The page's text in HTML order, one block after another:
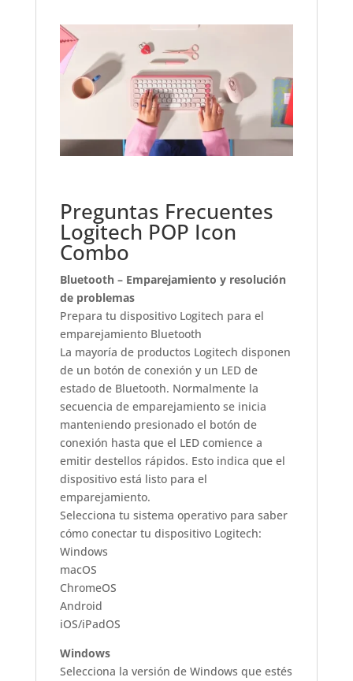
Preguntas Frecuentes
Logitech POP Icon
Combo
Bluetooth – Emparejamiento y resolución
de problemas
Prepara tu dispositivo Logitech para el
emparejamiento Bluetooth
La mayoría de productos Logitech disponen
de un botón de conexión y un LED de
estado de Bluetooth. Normalmente la
secuencia de emparejamiento se inicia
manteniendo presionado el botón de
conexión hasta que el LED comience a
emitir destellos rápidos. Esto indica que el
dispositivo está listo para el
emparejamiento.
Selecciona tu sistema operativo para saber
cómo conectar tu dispositivo Logitech:
Windows
macOS
ChromeOS
Android
iOS/iPadOS
Windows
Selecciona la versión de Windows que estés